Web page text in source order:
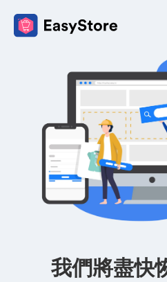
我們將盡快